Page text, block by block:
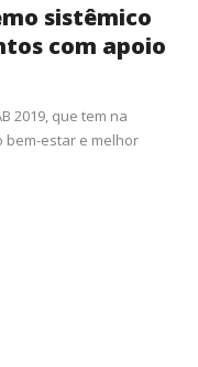
sistêmico
com apoio
2019, que tem na
bem-estar e melhor